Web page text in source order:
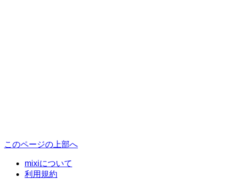
このページの上部へ
mixiについて
利用規約